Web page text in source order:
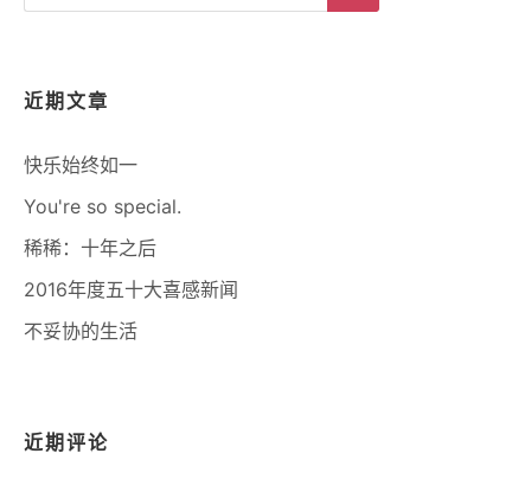
Search
近期文章
快乐始终如一
You're so special.
稀稀：十年之后
2016年度五十大喜感新闻
不妥协的生活
近期评论